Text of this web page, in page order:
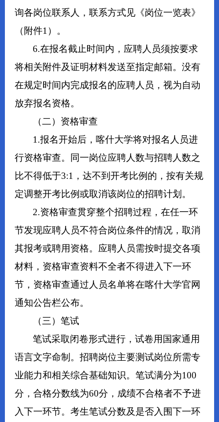
询各岗位联系人，联系方式见《岗位一览表》
（附件1）。
6.在报名截止时间内，应聘人员须按要求
将相关附件及证明材料发送至指定邮箱。没有
在规定时间内完成报名的应聘人员，视为自动
放弃报名资格。
（二）资格审查
1.报名开始后，喀什大学将对报名人员进
行资格审查。同一岗位应聘人数与招聘人数之
比不得低于3:1，达不到开考比例的，按有关规
定调整开考比例或取消该岗位的招聘计划。
2.资格审查贯穿整个招聘过程，在任一环
节发现应聘人员不符合岗位条件的情况，取消
其报考或聘用资格。应聘人员需按时提交各项
材料，资格审查资料不全者不得进入下一环
节，资格审查通过人员名单将在喀什大学官网
通知公告栏公布。
（三）笔试
笔试采取闭卷形式进行，试卷用国家通用
语言文字命制。招聘岗位主要测试岗位所需专
业能力和相关综合基础知识。笔试满分为100
分，合格分数线为60分，成绩不合格者不予进
入下一环节。考生笔试分数及是否入围下一环